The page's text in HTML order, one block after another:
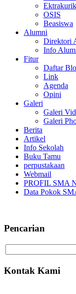
OSIS
Beasiswa
Alumni
Direktori
Info
Fitur
Daftar
Link
Agenda
Opini
Galeri
Galeri
Galeri
Berita
Artikel
Info Sekolah
Buku Tamu
perpustakaan
Webmail
PROFIL SMA
Data Pokok
Pencarian
Kontak Kami